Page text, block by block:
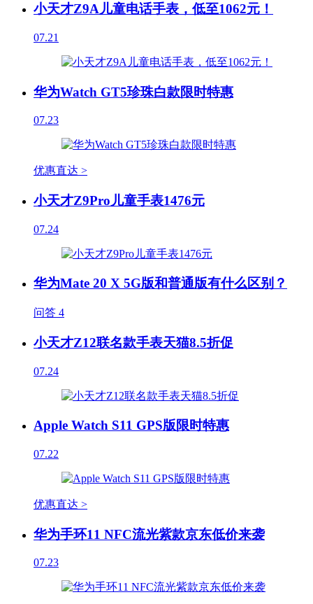
小天才Z9A儿童电话手表，低至1062元！
07.21
华为Watch GT5珍珠白款限时特惠
07.23
优惠直达 >
小天才Z9Pro儿童手表1476元
07.24
华为Mate 20 X 5G版和普通版有什么区别？
问答 4
小天才Z12联名款手表天猫8.5折促
07.24
Apple Watch S11 GPS版限时特惠
07.22
优惠直达 >
华为手环11 NFC流光紫款京东低价来袭
07.23